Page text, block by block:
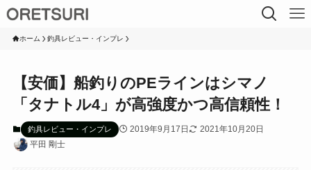
ホーム 釣具レビュー・インプレ
【安価】船釣りのPEラインはシマノ
「タナトル4」が高強度かつ高信頼性！
釣具レビュー・インプレ 2019年9月17日
2021年10月20日
平田 剛士